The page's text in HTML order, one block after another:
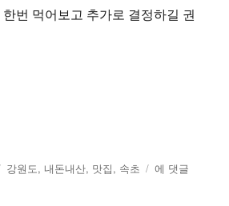
한번 먹어보고 추가로 결정하길 권
태
강원도, 내돈내산, 맛집, 속초
강
에 댓글